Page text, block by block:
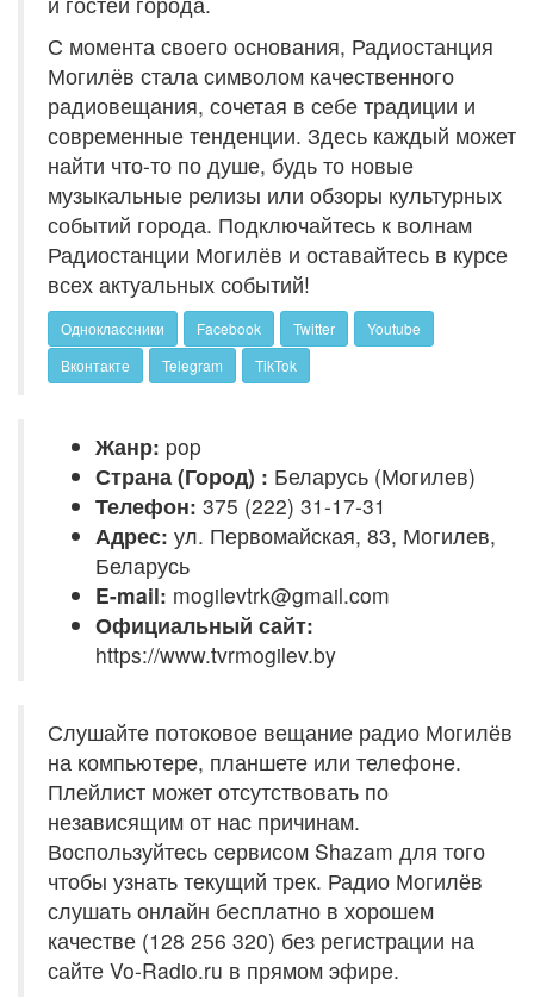
С момента своего основания, Радиостанция
Могилёв стала символом качественного
радиовещания, сочетая в себе традиции и
современные тенденции. Здесь каждый может
найти что-то по душе, будь то новые
музыкальные релизы или обзоры культурных
событий города. Подключайтесь к волнам
Радиостанции Могилёв и оставайтесь в курсе
всех актуальных событий!
Одноклассники Facebook Twitter
Youtube
Вконтакте
Telegram TikTok
Жанр: pop
Страна (Город) : Беларусь (Могилев)
Телефон: 375 (222) 31-17-31
Адрес: ул. Первомайская, 83, Могилев,
Беларусь
E-mail: mogilevtrk@gmail.com
Официальный сайт:
https://www.tvrmogilev.by
Слушайте потоковое вещание радио Могилёв
на компьютере, планшете или телефоне.
Плейлист может отсутствовать по
независящим от нас причинам.
Воспользуйтесь сервисом Shazam для того
чтобы узнать текущий трек. Радио Могилёв
слушать онлайн бесплатно в хорошем
качестве (128 256 320) без регистрации на
сайте Vo-Radio.ru в прямом эфире.